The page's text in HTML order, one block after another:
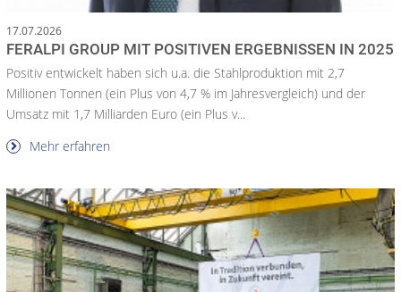
17.07.2026
FERALPI GROUP MIT POSITIVEN ERGEBNISSEN IN 2025
Positiv entwickelt haben sich u.a. die Stahlproduktion mit 2,7
Millionen Tonnen (ein Plus von 4,7 % im Jahresvergleich) und der
Umsatz mit 1,7 Milliarden Euro (ein Plus v...
Mehr erfahren